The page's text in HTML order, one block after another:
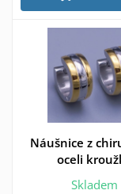
Náušnice z
oceli
Skladem